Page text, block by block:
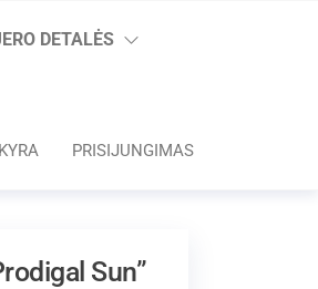
DETALĖS
PRISIJUNGIMAS
Sun”